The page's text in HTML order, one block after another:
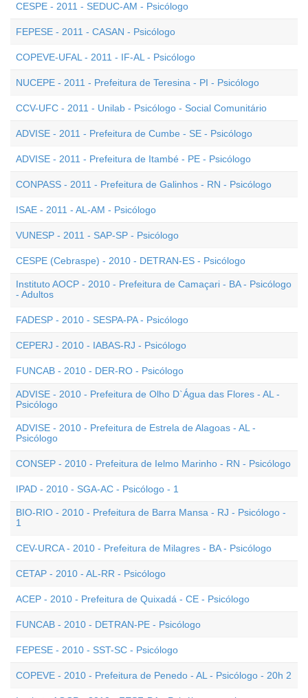
CESPE - 2011 - SEDUC-AM - Psicólogo
FEPESE - 2011 - CASAN - Psicólogo
COPEVE-UFAL - 2011 - IF-AL - Psicólogo
NUCEPE - 2011 - Prefeitura de Teresina - PI - Psicólogo
CCV-UFC - 2011 - Unilab - Psicólogo - Social Comunitário
ADVISE - 2011 - Prefeitura de Cumbe - SE - Psicólogo
ADVISE - 2011 - Prefeitura de Itambé - PE - Psicólogo
CONPASS - 2011 - Prefeitura de Galinhos - RN - Psicólogo
ISAE - 2011 - AL-AM - Psicólogo
VUNESP - 2011 - SAP-SP - Psicólogo
CESPE (Cebraspe) - 2010 - DETRAN-ES - Psicólogo
Instituto AOCP - 2010 - Prefeitura de Camaçari - BA - Psicólogo
- Adultos
FADESP - 2010 - SESPA-PA - Psicólogo
CEPERJ - 2010 - IABAS-RJ - Psicólogo
FUNCAB - 2010 - DER-RO - Psicólogo
ADVISE - 2010 - Prefeitura de Olho D`Água das Flores - AL -
Psicólogo
ADVISE - 2010 - Prefeitura de Estrela de Alagoas - AL -
Psicólogo
CONSEP - 2010 - Prefeitura de Ielmo Marinho - RN - Psicólogo
IPAD - 2010 - SGA-AC - Psicólogo - 1
BIO-RIO - 2010 - Prefeitura de Barra Mansa - RJ - Psicólogo -
1
CEV-URCA - 2010 - Prefeitura de Milagres - BA - Psicólogo
CETAP - 2010 - AL-RR - Psicólogo
ACEP - 2010 - Prefeitura de Quixadá - CE - Psicólogo
FUNCAB - 2010 - DETRAN-PE - Psicólogo
FEPESE - 2010 - SST-SC - Psicólogo
COPEVE - 2010 - Prefeitura de Penedo - AL - Psicólogo - 20h 2